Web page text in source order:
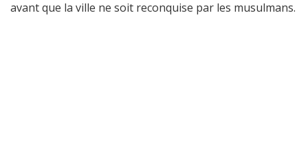
avant que la ville ne soit reconquise par les musulmans.